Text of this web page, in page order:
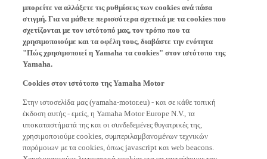
στιγμή. Για να μάθετε περισσότερα σχετικά με τα cookies που
σχετίζονται με τον ιστότοπό μας, τον τρόπο που τα
χρησιμοποιούμε και τα οφέλη τους, διαβάστε την ενότητα
"Πώς χρησιμοποιεί η Yamaha τα cookies" στον ιστότοπο της
Yamaha.
έκδοση αυτής - εμείς, η Yamaha Motor Europe N.V., τα
υποκαταστήματά της και οι συνδεδεμένες θυγατρικές της,
χρησιμοποιούμε cookies, συμπεριλαμβανομένων τεχνικών
παρόμοιων με τα cookies, όπως javascript και web beacons.
Χρησιμοποιούμε λειτουργικά cookies για να επιτρέψουμε την